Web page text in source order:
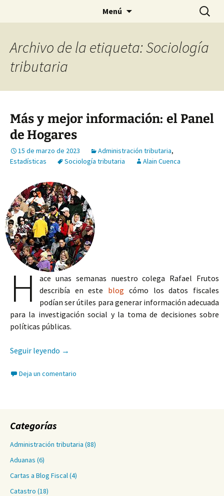
Menú Buscar:
Archivo de la etiqueta: Sociología
tributaria
Más y mejor información: el Panel
de Hogares
15 de marzo de 2023 Administración tributaria,
Estadísticas
Sociología tributaria Alain Cuenca
H
ace unas semanas nuestro colega Rafael Frutos
describía en este blog cómo los datos fiscales
podían ser útiles para generar información adecuada
para la investigación social y la toma de decisiones sobre
políticas públicas.
Seguir leyendo Más y mejor información: el Panel de Hogares
→
Deja un comentario
Categorías
Administración tributaria (88)
Aduanas (6)
Cartas a Blog Fiscal(4)
Catastro (18)